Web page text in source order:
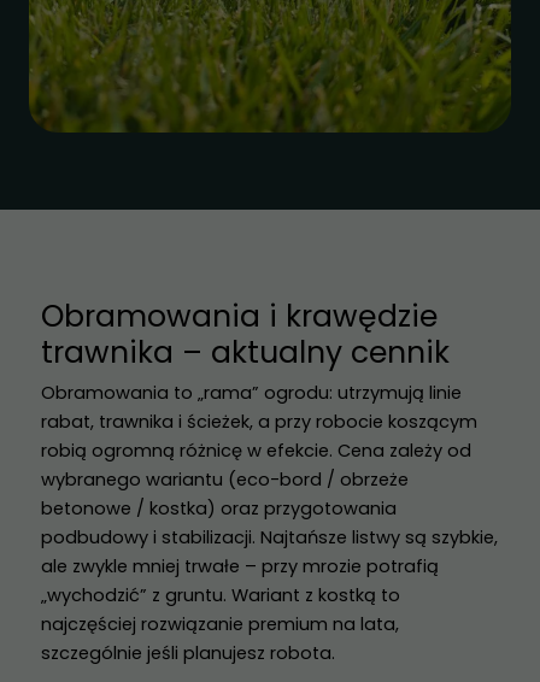
Obramowania i krawędzie
trawnika – aktualny cennik
Obramowania to „rama” ogrodu: utrzymują linie
rabat, trawnika i ścieżek, a przy robocie koszącym
robią ogromną różnicę w efekcie. Cena zależy od
wybranego wariantu (eco-bord / obrzeże
betonowe / kostka) oraz przygotowania
podbudowy i stabilizacji. Najtańsze listwy są szybkie,
ale zwykle mniej trwałe – przy mrozie potrafią
„wychodzić” z gruntu. Wariant z kostką to
najczęściej rozwiązanie premium na lata,
szczególnie jeśli planujesz robota.
Konieczne
Te pliki cookie
nie są
opcjonalne. Są